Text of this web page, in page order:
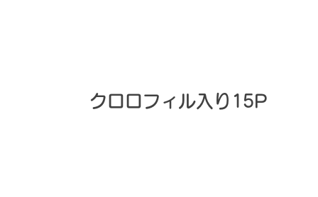
​クロロフィル入り15P